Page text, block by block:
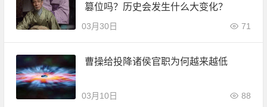
篡位吗？历史会发生什么大变化？
03月30日 71
曹操给投降诸侯官职为何越来越低
03月10日 88